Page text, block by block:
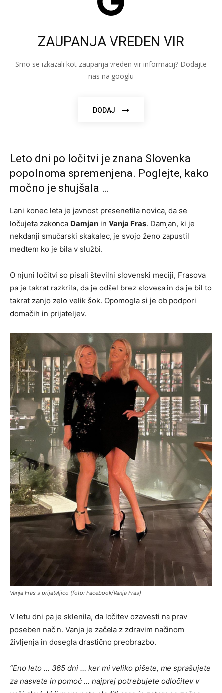
ZAUPANJA VREDEN VIR
Smo se izkazali kot zaupanja vreden vir informacij? Dodajte
nas na googlu
DODAJ
Leto dni po ločitvi je znana Slovenka
popolnoma spremenjena. Poglejte, kako
močno je shujšala …
Lani konec leta je javnost presenetila novica, da se
ločujeta zakonca Damjan in Vanja Fras. Damjan, ki je
nekdanji smučarski skakalec, je svojo ženo zapustil
medtem ko je bila v službi.
O njuni ločitvi so pisali številni slovenski mediji, Frasova
pa je takrat razkrila, da je odšel brez slovesa in da je bil to
takrat zanjo zelo velik šok. Opomogla si je ob podpori
domačih in prijateljev.
Vanja Fras s prijateljico (foto: Facebook/Vanja Fras)
V letu dni pa je sklenila, da ločitev ozavesti na prav
poseben način. Vanja je začela z zdravim načinom
življenja in dosegla drastično preobrazbo.
“Eno leto … 365 dni … ker mi veliko pišete, me sprašujete
za nasvete in pomoċ … najprej potrebujete odločitev v